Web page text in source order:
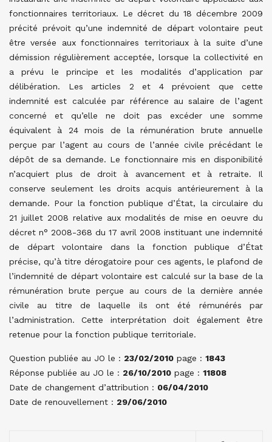
fonctionnaires territoriaux. Le décret du 18 décembre 2009
précité prévoit qu’une indemnité de départ volontaire peut
être versée aux fonctionnaires territoriaux à la suite d’une
démission régulièrement acceptée, lorsque la collectivité en
a prévu le principe et les modalités d’application par
délibération. Les articles 2 et 4 prévoient que cette
indemnité est calculée par référence au salaire de l’agent
concerné et qu’elle ne doit pas excéder une somme
équivalent à 24 mois de la rémunération brute annuelle
perçue par l’agent au cours de l’année civile précédant le
dépôt de sa demande. Le fonctionnaire mis en disponibilité
n’acquiert plus de droit à avancement et à retraite. Il
conserve seulement les droits acquis antérieurement à la
demande. Pour la fonction publique d’État, la circulaire du
21 juillet 2008 relative aux modalités de mise en oeuvre du
décret n° 2008-368 du 17 avril 2008 instituant une indemnité
de départ volontaire dans la fonction publique d’État
précise, qu’à titre dérogatoire pour ces agents, le plafond de
l’indemnité de départ volontaire est calculé sur la base de la
rémunération brute perçue au cours de la dernière année
civile au titre de laquelle ils ont été rémunérés par
l’administration. Cette interprétation doit également être
retenue pour la fonction publique territoriale.
Question publiée au JO le : 23/02/2010 page : 1843
Réponse publiée au JO le : 26/10/2010 page : 11808
Date de changement d’attribution : 06/04/2010
Date de renouvellement : 29/06/2010